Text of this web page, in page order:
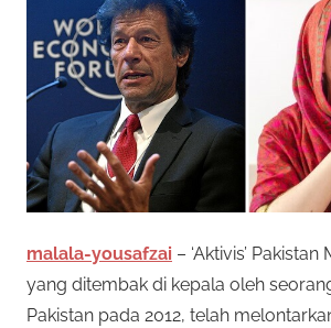
malala-yousafzai – ‘Aktivis’
yang ditembak di kepala oleh
Pakistan pada 2012, telah